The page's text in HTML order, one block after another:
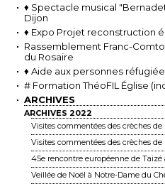
♦ Spectacle musical
Dijon
♦ Expo Projet reconstruction
Rassemblement Franc-
du Rosaire
♦ Aide aux personnes
# Formation ThéoFIL Église
ARCHIVES
ARCHIVES 2022
Visites commentées des crèches de
Visites commentées des crèches de
45e rencontre européenne de
Veillée de Noël à Notre-Dame du